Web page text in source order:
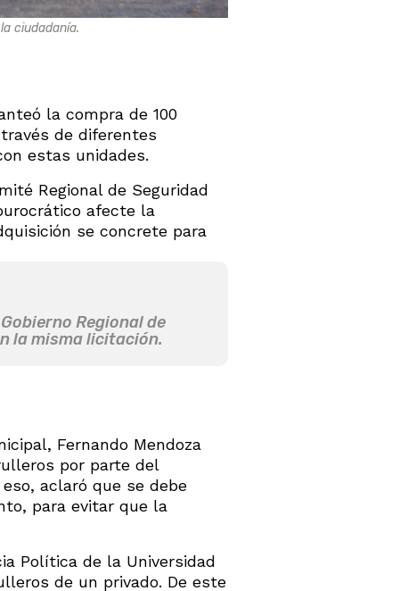
ciudadanía.
la compra de 100
de diferentes
estas unidades.
Regional de Seguridad
afecte la
se concrete para
Regional de
la misma licitación.
Fernando Mendoza
por parte del
aclaró que se debe
para evitar que la
Política de la Universidad
de un privado. De este